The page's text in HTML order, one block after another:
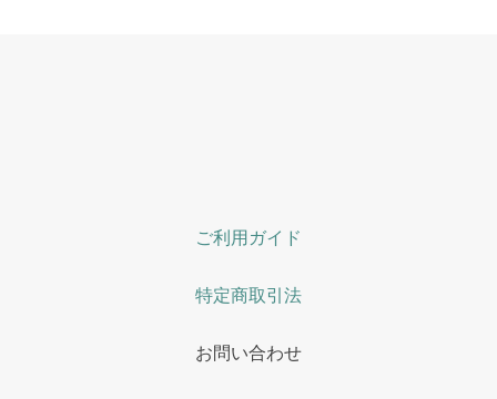
ご利用ガイド
特定商取引法
お問い合わせ